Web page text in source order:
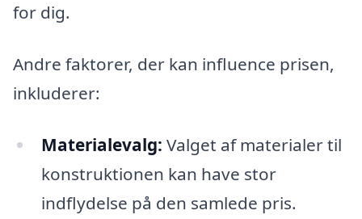
for dig.
Andre faktorer, der kan influence prisen,
inkluderer:
Materialevalg: Valget af materialer til
konstruktionen kan have stor
indflydelse på den samlede pris.